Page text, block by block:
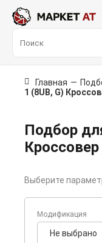
Главная —
1 (8UB, G)
Подбор
Кроссовер
Выберите
Модификация
Не выбрано